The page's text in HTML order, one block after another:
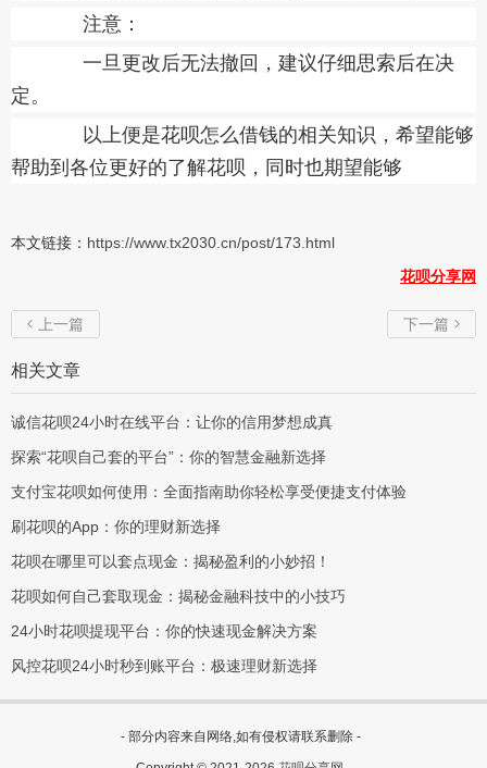
注意：
一旦更改后无法撤回，建议仔细思索后在决
定。
以上便是花呗怎么借钱的相关知识，希望能够
帮助到各位更好的了解花呗，同时也期望能够
本文链接： https://www.tx2030.cn/post/173.html
花呗分享网
 上一篇 下一篇 
相关文章
诚信花呗24小时在线平台：让你的信用梦想成真
探索“花呗自己套的平台”：你的智慧金融新选择
支付宝花呗如何使用：全面指南助你轻松享受便捷支付体验
刷花呗的App：你的理财新选择
花呗在哪里可以套点现金：揭秘盈利的小妙招！
花呗如何自己套取现金：揭秘金融科技中的小技巧
24小时花呗提现平台：你的快速现金解决方案
风控花呗24小时秒到账平台：极速理财新选择
- 部分内容来自网络,如有侵权请联系删除 -